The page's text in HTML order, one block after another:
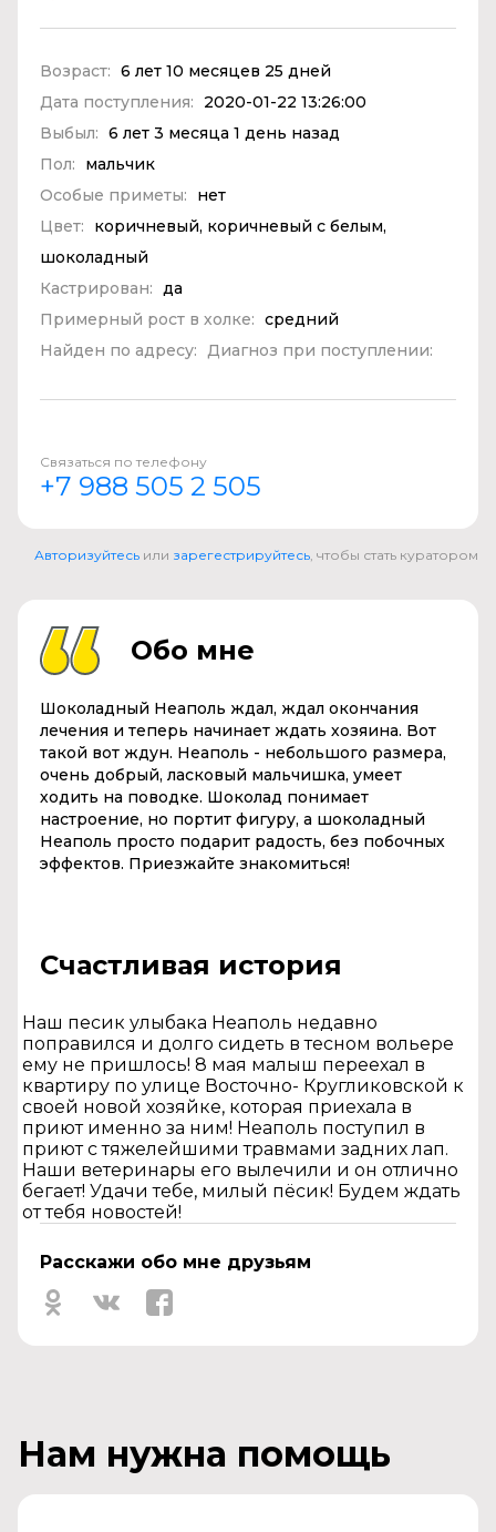
Возраст: 6 лет 10 месяцев 25 дней
Дата поступления:
2020-01-22 13:26:00
Выбыл: 6 лет 3 месяца 1 день назад
Пол:
мальчик
Особые приметы:
нет
Цвет:
коричневый, коричневый с белым,
шоколадный
Кастрирован: да
Примерный рост в холке: средний
Найден по адресу: Диагноз при поступлении:
Связаться по телефону
+7 988 505 2 505
Авторизуйтесь или зарегестрируйтесь , чтобы стать куратором
Обо мне
Шоколадный Неаполь ждал, ждал окончания
лечения и теперь начинает ждать хозяина. Вот
такой вот ждун. Неаполь - небольшого размера,
очень добрый, ласковый мальчишка, умеет
ходить на поводке. Шоколад понимает
настроение, но портит фигуру, а шоколадный
Неаполь просто подарит радость, без побочных
эффектов. Приезжайте знакомиться!
Счастливая история
Наш песик улыбака Неаполь недавно
поправился и долго сидеть в тесном вольере
ему не пришлось! 8 мая малыш переехал в
квартиру по улице Восточно- Кругликовской к
своей новой хозяйке, которая приехала в
приют именно за ним! Неаполь поступил в
приют с тяжелейшими травмами задних лап.
Наши ветеринары его вылечили и он отлично
бегает! Удачи тебе, милый пёсик! Будем ждать
от тебя новостей!
Расскажи обо мне друзьям
Нам нужна помощь